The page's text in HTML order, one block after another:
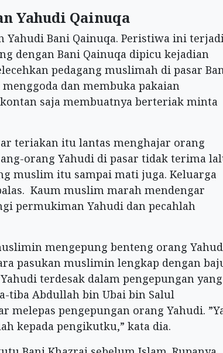
Yahudi Qainuqa
Yahudi Bani Qainuqa. Peristiwa ini
dengan Bani Qainuqa dipicu kejadian
pedagang muslimah di pasar
menggoda dan membuka pakaian
saja membuatnya berteriak minta
teriakan itu lantas menghajar orang
orang Yahudi di pasar tidak terima
muslim itu sampai mati juga. Keluarga
Kaum muslim marah mendengar
permukiman Yahudi dan pecahlah
mengepung benteng orang
pasukan muslimin lengkap dengan
terdesak dalam pengepungan yang
tiba Abdullah bin Ubai bin Salul
melepas pengepungan orang Yahudi.
kepada pengikutku,” kata dia.